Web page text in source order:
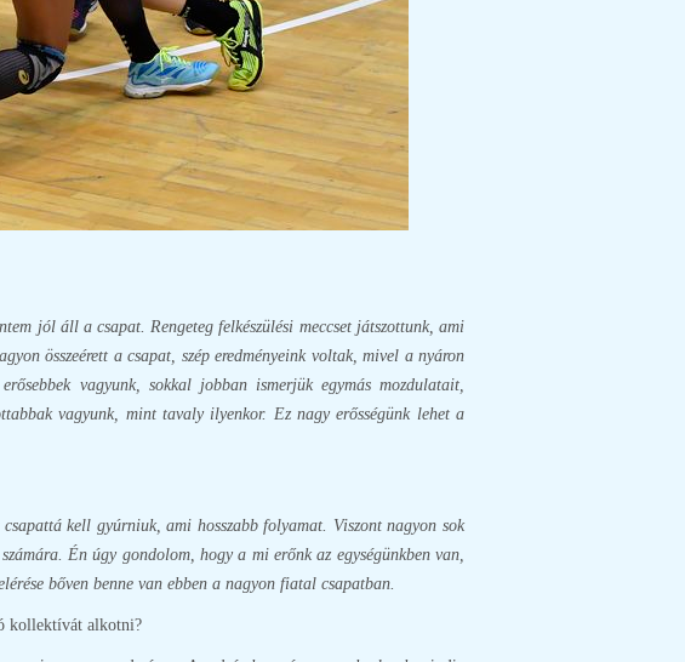
jól áll a csapat. Rengeteg felkészülési meccset játszottunk, ami
összeérett a csapat, szép eredményeink voltak, mivel a nyáron
vagyunk, sokkal jobban ismerjük egymás mozdulatait,
vagyunk, mint tavaly ilyenkor. Ez nagy erősségünk lehet a
kell gyúrniuk, ami hosszabb folyamat. Viszont nagyon sok
Én úgy gondolom, hogy a mi erőnk az egységünkben van,
bőven benne van ebben a nagyon fiatal csapatban.
kollektívát alkotni?